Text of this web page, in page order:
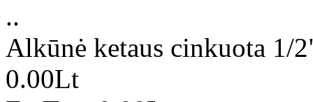
..
Alkūnė ketaus cinkuota 1/
0.00Lt